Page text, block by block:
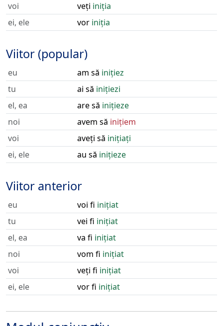
voi
veți iniția
ei, ele
vor iniția
Viitor (popular)
eu am să inițiez
tu
ai să inițiezi
el, ea
are să inițieze
noi
avem să inițiem
voi
aveți să inițiați
ei, ele
au să inițieze
Viitor anterior
eu voi fi inițiat
tu
vei fi inițiat
el, ea
va fi inițiat
noi
vom fi inițiat
voi
veți fi inițiat
ei, ele
vor fi inițiat